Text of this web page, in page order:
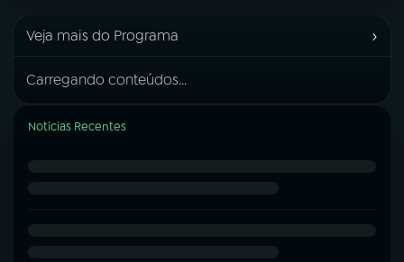
Veja mais do Programa ›
Carregando conteúdos...
Notícias Recentes